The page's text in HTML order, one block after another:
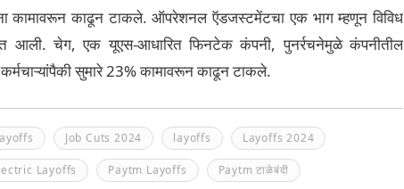
कामावरून काढून टाकले. ऑपरेशनल ऍडजस्टमेंटचा एक भाग म्हणून विविध
आली. चेग, एक यूएस-आधारित फिनटेक कंपनी, पुनर्रचनेमुळे कंपनीतील
कर्मचाऱ्यांपैकी सुमारे 23% कामावरून काढून टाकले.
Job Cuts 2024 layoffs Layoffs 2024
Layoffs Paytm Layoffs Paytm टाळेबंदी